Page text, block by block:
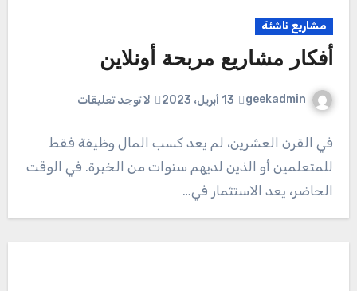
مشاريع ناشئة
أفكار مشاريع مربحة أونلاين
geekadmin 13 أبريل، 2023 لا توجد تعليقات
في القرن العشرين، لم يعد كسب المال وظيفة فقط
للمتعلمين أو الذين لديهم سنوات من الخبرة. في الوقت
الحاضر، يعد الاستثمار في…